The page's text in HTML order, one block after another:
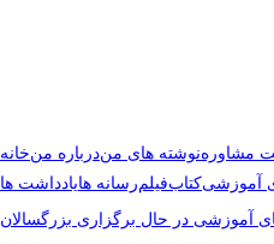
خانهدرباره مننوشته های منمشاوره
یادداشت هارسانه هافیلمکتابآموزشی
آموزشی در حال برگزاری بزرگسالان